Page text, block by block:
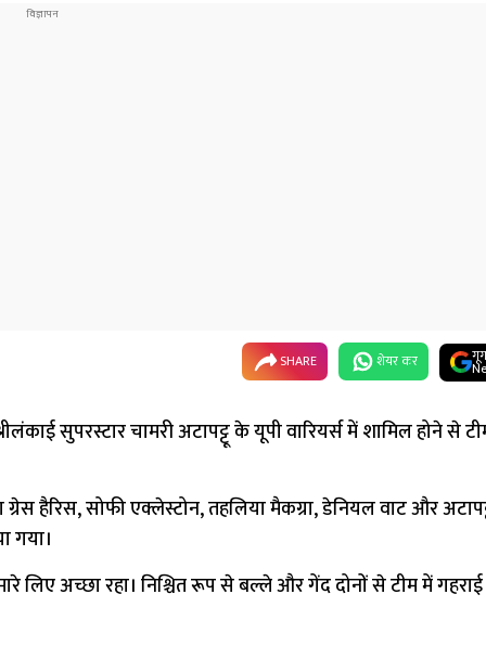
SHARE शेयर कर
सुपरस्टार चामरी अटापट्टू के यूपी वारियर्स में शामिल होने से
हैरिस, सोफी एक्लेस्टोन, तहलिया मैकग्रा, डेनियल वाट और
गया।
लिए अच्छा रहा। निश्चित रूप से बल्ले और गेंद दोनों से टीम में